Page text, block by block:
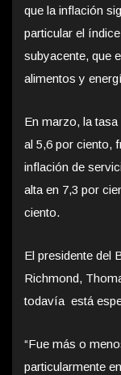
que la inflación
particular el
subyacente, que
alimentos y
En marzo, la
al 5,6 por ciento,
inflación de
alta en 7,3 por
ciento.
El presidente del
Richmond,
todavía está
“Fue más o
particularmente